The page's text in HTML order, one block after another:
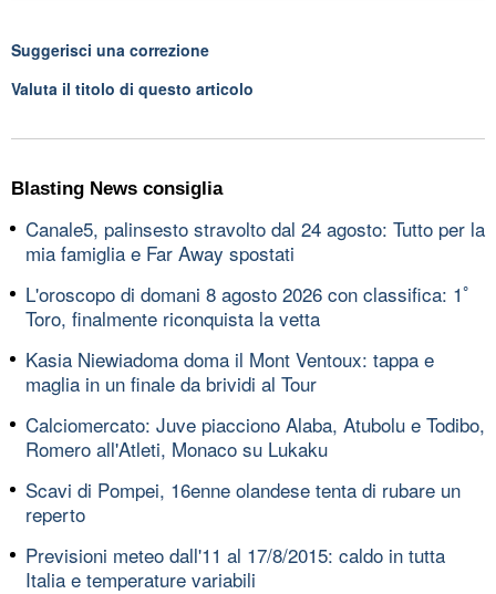
Suggerisci una correzione
Valuta il titolo di questo articolo
Blasting News consiglia
Canale5, palinsesto stravolto dal 24 agosto: Tutto per la
mia famiglia e Far Away spostati
L'oroscopo di domani 8 agosto 2026 con classifica: 1ﾟ
Toro, finalmente riconquista la vetta
Kasia Niewiadoma doma il Mont Ventoux: tappa e
maglia in un finale da brividi al Tour
Calciomercato: Juve piacciono Alaba, Atubolu e Todibo,
Romero all'Atleti, Monaco su Lukaku
Scavi di Pompei, 16enne olandese tenta di rubare un
reperto
Previsioni meteo dall'11 al 17/8/2015: caldo in tutta
Italia e temperature variabili